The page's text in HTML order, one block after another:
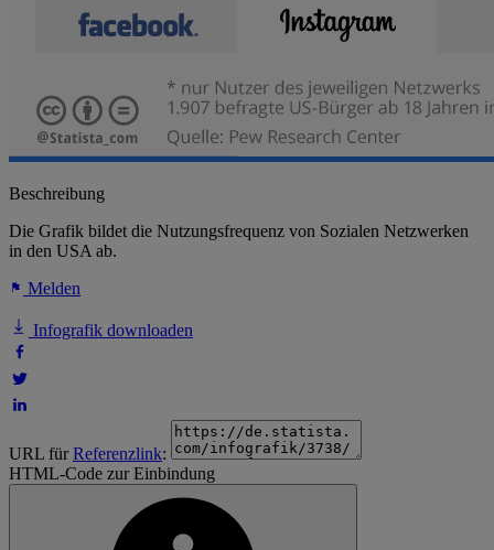
Beschreibung
Die Grafik bildet die Nutzungsfrequenz von Sozialen Netzwerken
in den USA ab.
Melden
Infografik downloaden
URL fürReferenzlink:
HTML-Code zur Einbindung